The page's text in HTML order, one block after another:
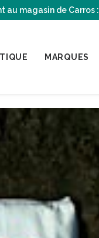
magasin de Carros
MARQUES